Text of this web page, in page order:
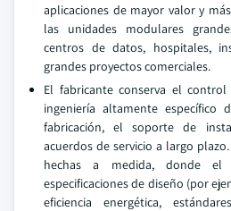
aplicaciones de mayor valor y
las unidades modulares
centros de datos, hospitales,
grandes proyectos comerciales.
El fabricante conserva el
ingeniería altamente
fabricación, el soporte de
acuerdos de servicio a largo
hechas a medida, donde el
especificaciones de diseño (por
eficiencia energética,